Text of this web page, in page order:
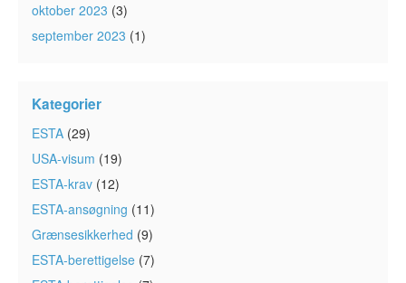
oktober 2023 (3)
september 2023 (1)
Kategorier
ESTA (29)
USA-visum (19)
ESTA-krav (12)
ESTA-ansøgning (11)
Grænsesikkerhed (9)
ESTA-berettigelse (7)